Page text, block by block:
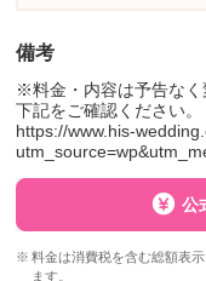
備考
※料金・内容は予告なく
下記をご確認ください。
https://www.his-
公
料金は消費税を含む総額表
ます。